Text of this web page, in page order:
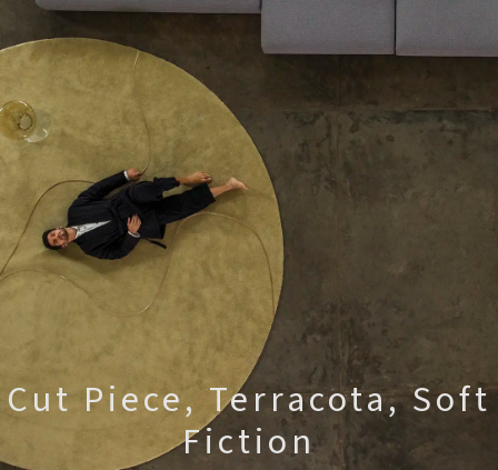
Cut Piece, Terracota, Soft
Fiction